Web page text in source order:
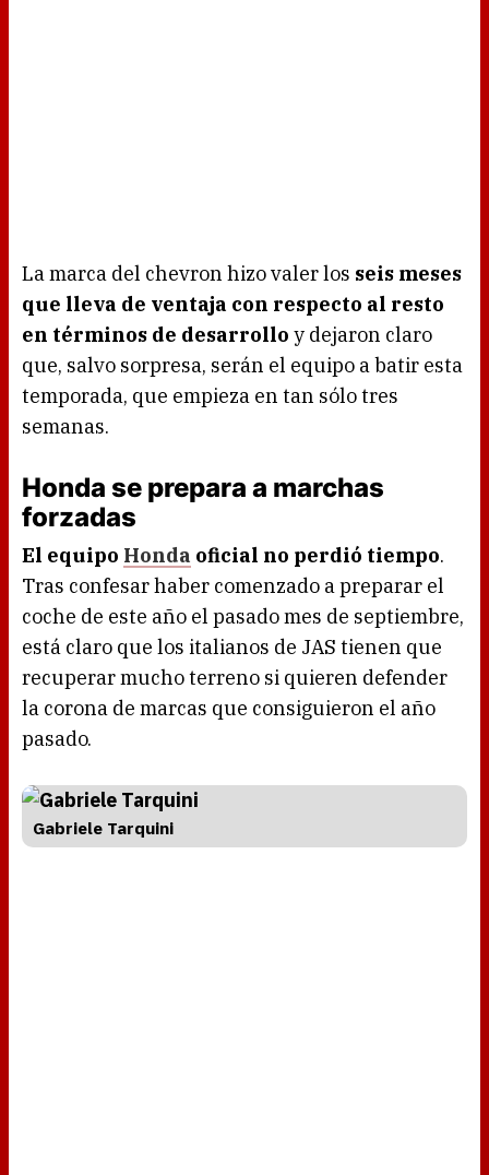
La marca del chevron hizo valer los seis meses
que lleva de ventaja con respecto al resto
en términos de desarrollo y dejaron claro
que, salvo sorpresa, serán el equipo a batir esta
temporada, que empieza en tan sólo tres
semanas.
Honda se prepara a marchas
forzadas
El equipo Honda oficial no perdió tiempo.
Tras confesar haber comenzado a preparar el
coche de este año el pasado mes de septiembre,
está claro que los italianos de JAS tienen que
recuperar mucho terreno si quieren defender
la corona de marcas que consiguieron el año
pasado.
Gabriele Tarquini